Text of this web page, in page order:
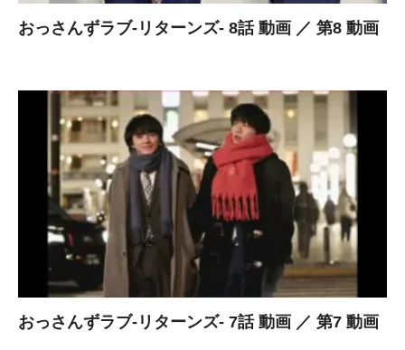
おっさんずラブ-リターンズ- 8話 動画 ／ 第8 動画
おっさんずラブ-リターンズ- 7話 動画 ／ 第7 動画